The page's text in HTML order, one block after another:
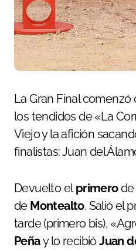
La Gran Final comenzó con un ambientazo en
los tendidos de «La
Viejo y la afición
finalistas: Juan del
Devuelto elprimerode
de Montealto. Salió el
tarde (primero bis),
Peñay lo recibióJuan